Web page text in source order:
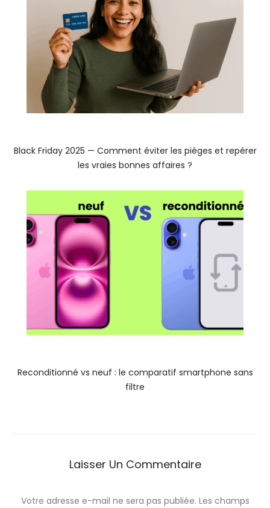
Black Friday 2025 — Comment éviter les pièges et repérer
les vraies bonnes affaires ?
Reconditionné vs neuf : le comparatif smartphone sans
filtre
Laisser Un Commentaire
Votre adresse e-mail ne sera pas publiée. Les champs